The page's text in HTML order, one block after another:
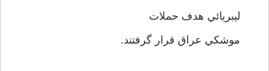
ليبريائي هدف حملات
موشكي عراق قرار گرفتند.